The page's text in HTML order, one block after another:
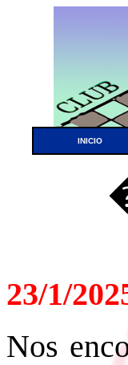
INICIO
23/1/
Nos